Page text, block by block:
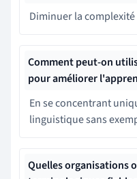
Diminuer la
Comment peut-on
pour améliorer
En se concentrant
linguistique sans
Quelles organisations